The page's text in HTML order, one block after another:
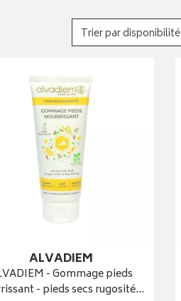
Trier par disponibilité
ALVADIEM
- Gommage pieds
- pieds secs rugosité…